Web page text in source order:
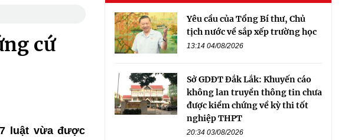
cứ
luật vừa được
Yêu cầu của Tổng Bí thư, Chủ
tịch nước về sắp xếp trường học
13:14 04/08/2026
Sở GDĐT Đắk Lắk: Khuyến cáo
không lan truyền thông tin chưa
được kiểm chứng về kỳ thi tốt
nghiệp THPT
20:34 03/08/2026